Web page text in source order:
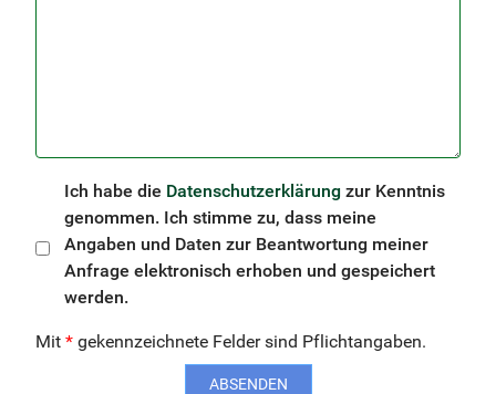
Ich habe die Datenschutzerklärung zur Kenntnis
genommen. Ich stimme zu, dass meine
Angaben und Daten zur Beantwortung meiner
Anfrage elektronisch erhoben und gespeichert
werden.
Mit * gekennzeichnete Felder sind Pflichtangaben.
ABSENDEN